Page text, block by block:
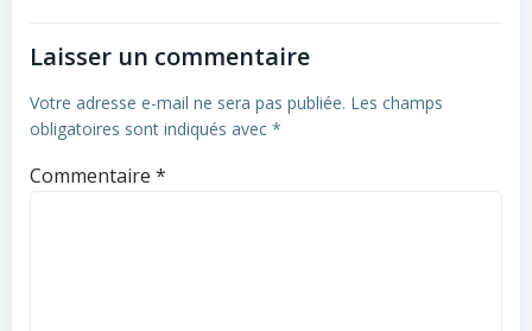
Laisser un commentaire
Votre adresse e-mail ne sera pas publiée. Les champs
obligatoires sont indiqués avec *
Commentaire *